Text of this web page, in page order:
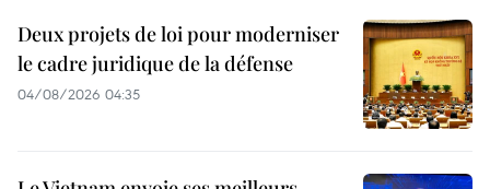
Deux projets de loi pour moderniser
le cadre juridique de la défense
04/08/2026 04:35